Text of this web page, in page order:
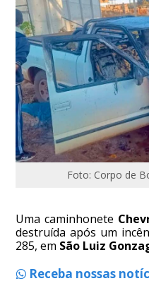
Foto: Corpo de
Uma caminhonete
destruída após um
285, em São Luiz
Receba nossas